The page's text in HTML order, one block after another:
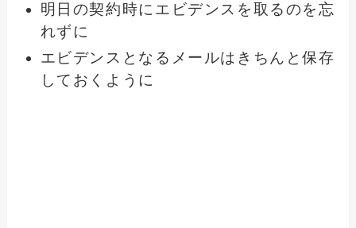
明日の契約時にエビデンスを取るのを忘
れずに
エビデンスとなるメールはきちんと保存
しておくように